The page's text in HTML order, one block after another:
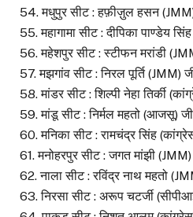
54. मधुपुर सीट : हफ़ीज़ुल हसन
55. महागामा सीट : दीपिका पाण्डेय
56. महेशपुर सीट : स्टीफन मरांडी
57. मझगांव सीट : निरल पूर्ति (JMM)
58. मांडर सीट : शिल्पी नेहा तिर्की
59. मांडू सीट : निर्मल महतो (आजसू)
60. मनिका सीट : रामचंद्र सिंह
61. मनोहरपुर सीट : जगत मांझी
62. नाला सीट : रविंद्र नाथ महतो
63. निरसा सीट : अरूप चटर्जी